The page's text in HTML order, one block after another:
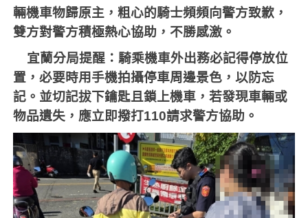
輛機車物歸原主，粗心的騎士頻頻向警方致歉，
雙方對警方積極熱心協助，不勝感激。
宜蘭分局提醒：騎乘機車外出務必記得停放位
置，必要時用手機拍攝停車周邊景色，以防忘
記。並切記拔下鑰匙且鎖上機車，若發現車輛或
物品遺失，應立即撥打110請求警方協助。